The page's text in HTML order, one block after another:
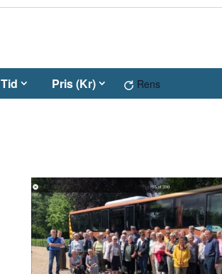
Rens
Tid Pris (Kr)